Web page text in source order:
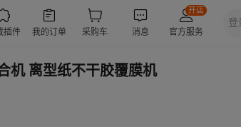
机 离型纸不干胶覆膜机